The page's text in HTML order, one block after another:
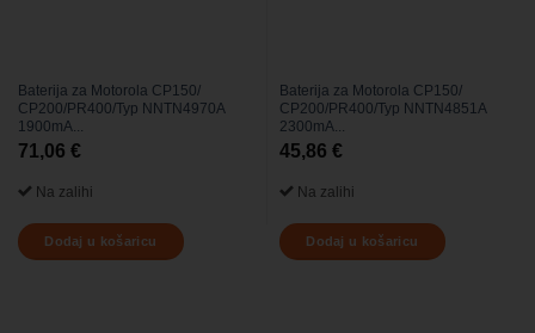
Baterija za Motorola CP150/
CP200/PR400/Typ NNTN4970A
1900mA...
71,06 €
Na zalihi
Dodaj u košaricu
Baterija za Motorola CP150/
CP200/PR400/Typ NNTN4851A
2300mA...
45,86 €
Na zalihi
Dodaj u košaricu